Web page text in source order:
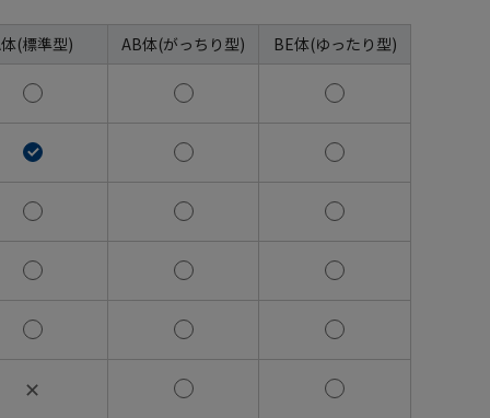
(標準型) AB体(がっちり型) BE体(ゆったり型)
✕